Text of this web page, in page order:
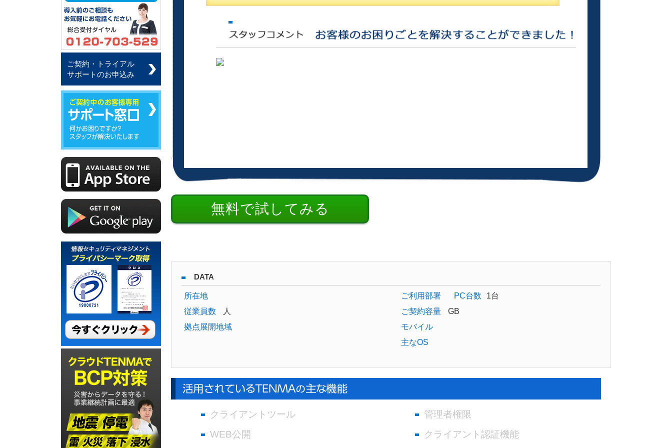
無料で試してみる
DATA
所在地
従業員数
人
拠点展開地域
ご利用部署 PC台数
1台
ご契約容量
GB
モバイル
主なOS
クライアントツール
管理者権限
WEB公開
クライアント認証機能
ご契約・トライアル
サポートのお申込み